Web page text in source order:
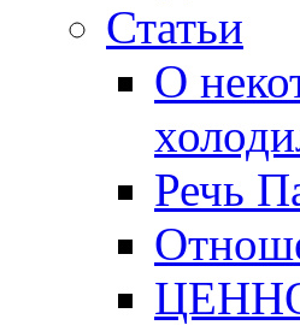
Статьи
О
Речь